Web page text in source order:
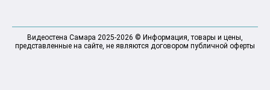
Видеостена Самара 2025-2026 © Информация, товары и цены,
представленные на сайте, не являются договором публичной оферты